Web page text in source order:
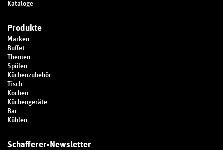
Kataloge
Produkte
Marken
Buffet
Themen
Spülen
Küchenzubehör
Tisch
Kochen
Küchengeräte
Bar
Kühlen
Schafferer-Newsletter